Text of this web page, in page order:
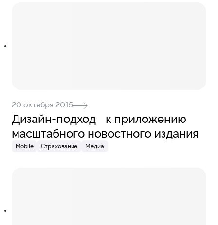
20 октября 2015
Дизайн-подход к приложению
масштабного новостного издания
Mobile Страхование Медиа